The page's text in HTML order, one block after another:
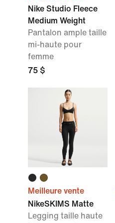
Nike Studio Fleece
Medium Weight
Pantalon ample taille
mi-haute pour
femme
75 $
Meilleure vente
NikeSKIMS Matte
Legging taille haute